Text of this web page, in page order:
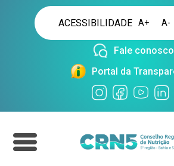
ACESSIBILIDADE A+ A-
Fale conosco
Portal da